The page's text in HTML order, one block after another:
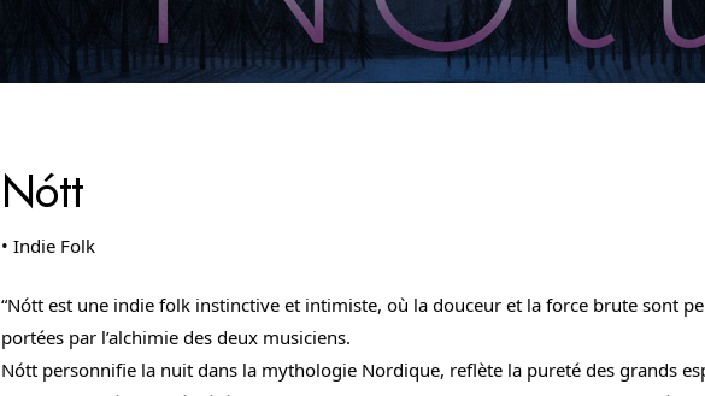
Nótt
• Indie Folk
“Nótt est une indie folk instinctive et intimiste, où la douceur et la force brute sont
portées par l’alchimie des deux musiciens.
Nótt personnifie la nuit dans la mythologie Nordique, reflète la pureté des grands